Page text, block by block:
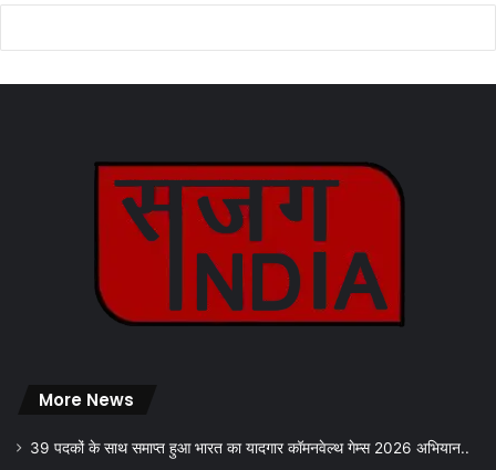
More News
39 पदकों के साथ समाप्त हुआ भारत का यादगार कॉमनवेल्थ गेम्स 2026 अभियान..